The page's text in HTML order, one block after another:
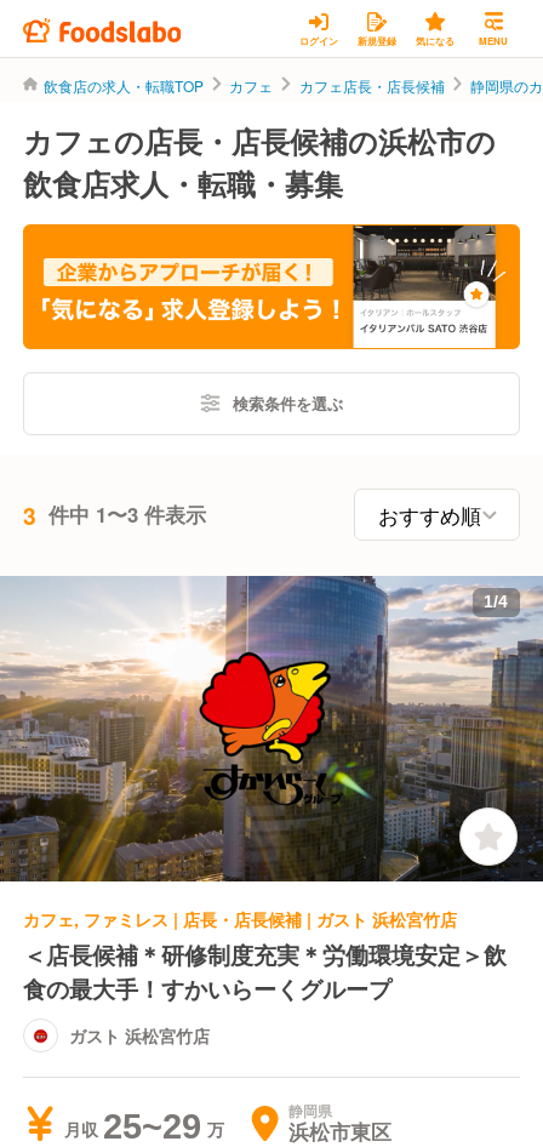
ログイン 新規登録 気になる MENU
飲食店の求人・転職TOP カフェ カフェ店長・店長候補 静岡県の
カフェの店長・店長候補の浜松市の
飲食店求人・転職・募集
検索条件を選ぶ
3 件中 1〜3 件表示
1/4
カフェ, ファミレス | 店長・店長候補 | ガスト 浜松宮竹店
＜店長候補＊研修制度充実＊労働環境安定＞飲
食の最大手！すかいらーくグループ
ガスト 浜松宮竹店
月収 25~29 静岡県
浜松市東区